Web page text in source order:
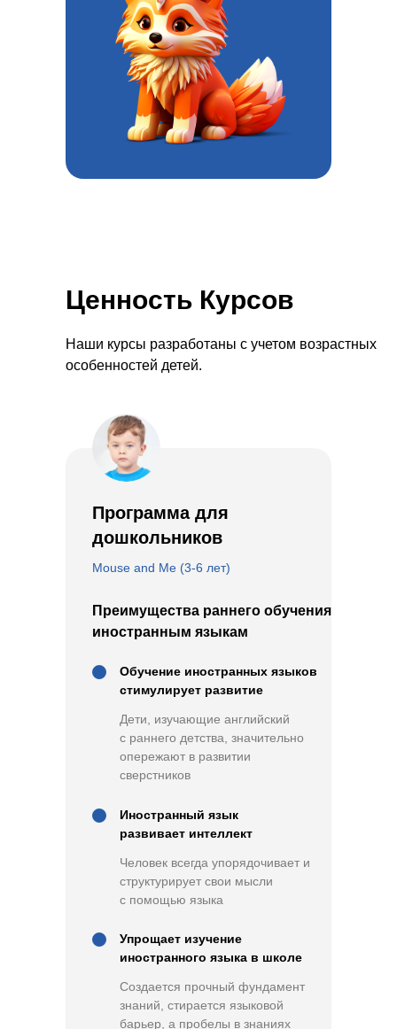
Ценность Курсов
Наши курсы разработаны с учетом возрастных
особенностей детей.
Программа для
дошкольников
Mouse and Me (3-6 лет)
Преимущества раннего обучения
иностранным языкам
Обучение иностранных языков
стимулирует развитие
Иностранный язык
развивает интеллект
Упрощает изучение
иностранного языка в школе
Создается прочный фундамент
знаний, стирается языковой
барьер, а пробелы в знаниях
Человек всегда упорядочивает и
структурирует свои мысли
с помощью языка
Дети, изучающие английский
с раннего детства, значительно
опережают в развитии
сверстников